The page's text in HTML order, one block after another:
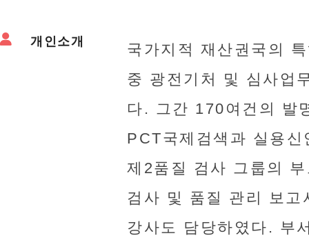
개인소개
국가지적 재산권국의
중 광전기처 및 심사업
다. 그간 170여건의 발
PCT국제검색과 실용
제2품질 검사 그룹의
검사 및 품질 관리 보
강사도 담당하였다. 부